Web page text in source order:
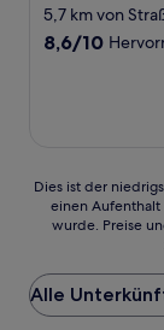
5,7 km von
8.6
8,6/10
Dies
der
Preis
pro
Nacht,
Dies ist der
einen Aufenthalt
wurde. Preise
Alle